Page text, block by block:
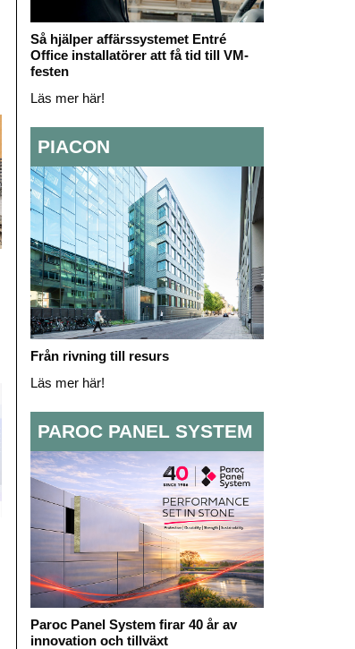
Så hjälper affärssystemet Entré
Office installatörer att få tid till VM-
festen
Läs mer här!
PIACON
Från rivning till resurs
Läs mer här!
PAROC PANEL SYSTEM
Paroc Panel System firar 40 år av
innovation och tillväxt